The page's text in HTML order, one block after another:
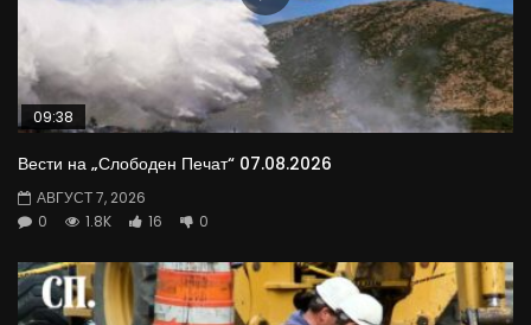
09:38
Вести на „Слободен Печат“ 07.08.2026
АВГУСТ 7, 2026
0
1.8K 16 0